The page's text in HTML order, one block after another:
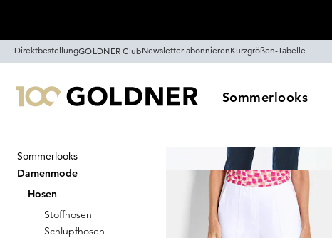
DirektbestellungGOLDNER ClubNewsletter abonnierenKurzgrößen-Tabelle
Sommerlooks
Sommerlooks
Damenmode
Hosen
Stoffhosen
Schlupfhosen
Damenmode Hosen
Stretchhosen